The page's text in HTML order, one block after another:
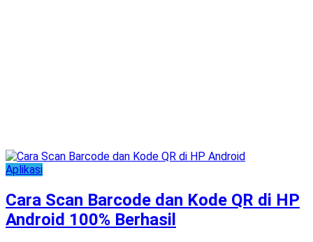
Aplikasi
Cara Scan Barcode dan Kode QR di HP
Android 100% Berhasil